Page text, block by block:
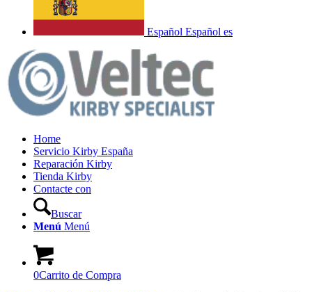
Español Español es
Home
Servicio Kirby España
Reparación Kirby
Tienda Kirby
Contacte con
Buscar
Menú Menú
0Carrito de Compra